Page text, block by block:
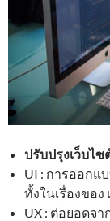
ปรับปรุงเว็บไซ
UI : การออกแ
ทั้งในเรื่องของ
UX : ต่อยอดจ